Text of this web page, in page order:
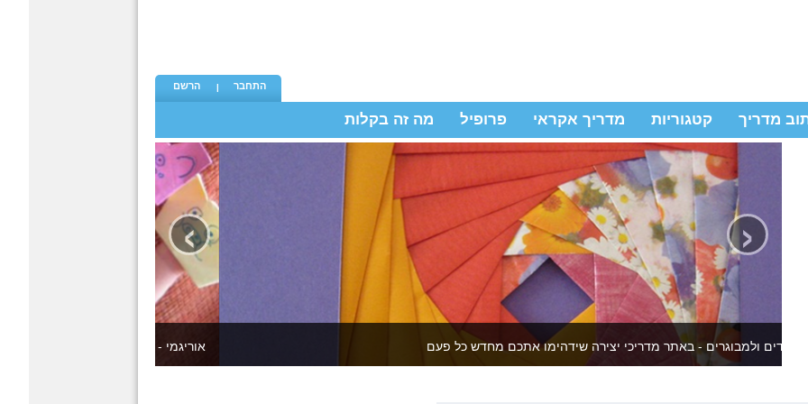
הרשם התחבר
מדריך קטגוריות מדריך אקראי פרופיל מה זה בקלות
יצירה לילדים ולמבוגרים - באתר מדריכי יצירה שידהימו אתכם מחדש כל פעם
‹
›